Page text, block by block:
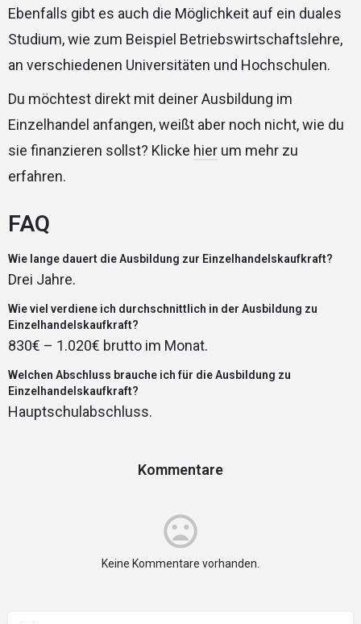
Ebenfalls gibt es auch die Möglichkeit auf ein duales
Studium, wie zum Beispiel Betriebswirtschaftslehre,
an verschiedenen Universitäten und Hochschulen.
Du möchtest direkt mit deiner Ausbildung im
Einzelhandel anfangen, weißt aber noch nicht, wie du
sie finanzieren sollst? Klicke hier um mehr zu
erfahren.
FAQ
Wie lange dauert die Ausbildung zur Einzelhandelskaufkraft?
Drei Jahre.
Wie viel verdiene ich durchschnittlich in der Ausbildung zu
Einzelhandelskaufkraft?
830€ – 1.020€ brutto im Monat.
Welchen Abschluss brauche ich für die Ausbildung zu
Einzelhandelskaufkraft?
Hauptschulabschluss.
Kommentare
Keine Kommentare vorhanden.